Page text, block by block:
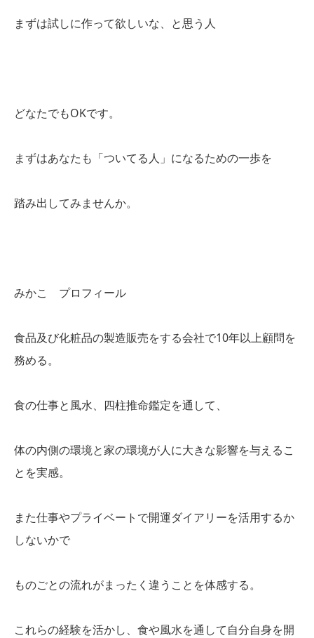
まずは試しに作って欲しいな、と思う人
どなたでもOKです。
まずはあなたも「ついてる人」になるための一歩を
踏み出してみませんか。
みかこ プロフィール
食品及び化粧品の製造販売をする会社で10年以上顧問を
務める。
食の仕事と風水、四柱推命鑑定を通して、
体の内側の環境と家の環境が人に大きな影響を与えるこ
とを実感。
また仕事やプライベートで開運ダイアリーを活用するか
しないかで
ものごとの流れがまったく違うことを体感する。
これらの経験を活かし、食や風水を通して自分自身を開